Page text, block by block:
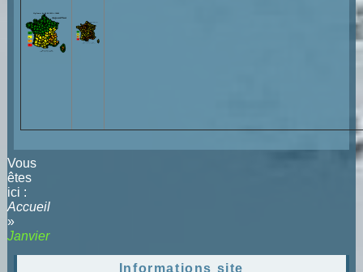
Vous
êtes
ici :
Accueil
»
Janvier
Informations site